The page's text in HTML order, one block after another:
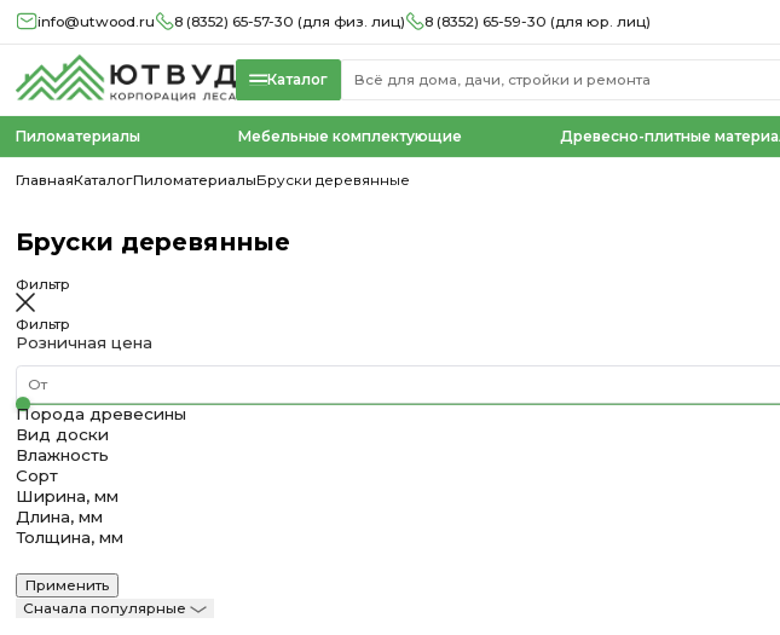
info@utwood.ru 8 (8352) 65-57-30 (для физ. лиц) 8 (8352) 65-59-30 (для юр. лиц)
Каталог
Пиломатериалы Мебельные комплектующие Древесно-плитные
ГлавнаяКаталогПиломатериалыБруски деревянные
Бруски деревянные
Фильтр
Фильтр
Розничная цена
Порода древесины
Вид доски
Влажность
Сорт
Ширина, мм
Длина, мм
Толщина, мм
Сначала популярные